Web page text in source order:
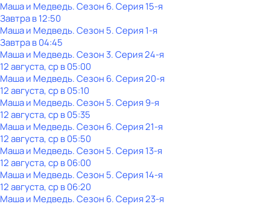
Маша и Медведь. Сезон 6. Серия 15-я
Завтра в 12:50
Маша и Медведь. Сезон 5. Серия 1-я
Завтра в 04:45
Маша и Медведь. Сезон 3. Серия 24-я
12 августа, ср в 05:00
Маша и Медведь. Сезон 6. Серия 20-я
12 августа, ср в 05:10
Маша и Медведь. Сезон 5. Серия 9-я
12 августа, ср в 05:35
Маша и Медведь. Сезон 6. Серия 21-я
12 августа, ср в 05:50
Маша и Медведь. Сезон 5. Серия 13-я
12 августа, ср в 06:00
Маша и Медведь. Сезон 5. Серия 14-я
12 августа, ср в 06:20
Маша и Медведь. Сезон 6. Серия 23-я